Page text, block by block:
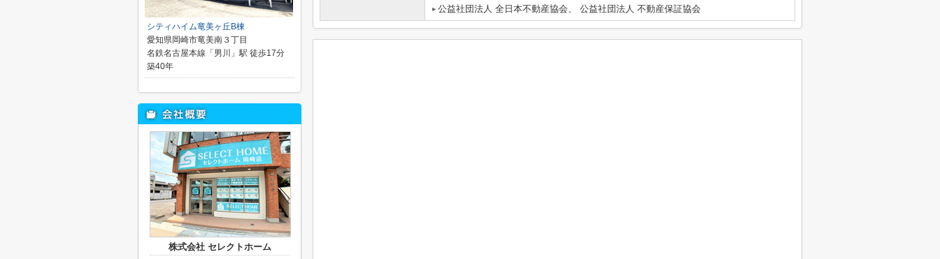
公益社団法人 全日本不動産協会、 公益社団法人 不動産保証協会
シティハイム竜美ヶ丘B棟
愛知県岡崎市竜美南３丁目
名鉄名古屋本線「男川」駅 徒歩17分
築40年
株式会社 セレクトホーム